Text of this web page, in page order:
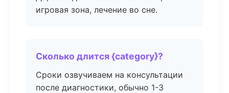
игровая зона, лечение во сне.
Сколько длится {category}?
Сроки озвучиваем на консультации
после диагностики, обычно 1-3